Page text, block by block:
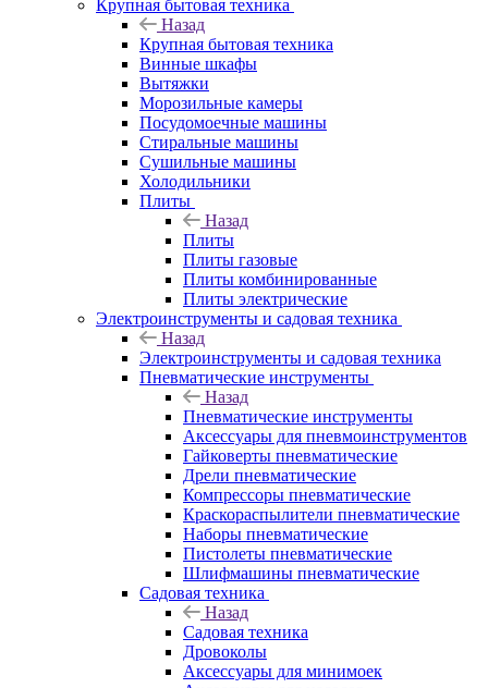
Крупная бытовая техника
Назад
Крупная бытовая техника
Винные шкафы
Вытяжки
Морозильные камеры
Посудомоечные машины
Стиральные машины
Сушильные машины
Холодильники
Плиты
Назад
Плиты
Плиты газовые
Плиты комбинированные
Плиты электрические
Электроинструменты и садовая техника
Назад
Электроинструменты и садовая техника
Пневматические инструменты
Назад
Пневматические инструменты
Аксессуары для пневмоинструментов
Гайковерты пневматические
Дрели пневматические
Компрессоры пневматические
Краскораспылители пневматические
Наборы пневматические
Пистолеты пневматические
Шлифмашины пневматические
Садовая техника
Назад
Садовая техника
Дровоколы
Аксессуары для минимоек